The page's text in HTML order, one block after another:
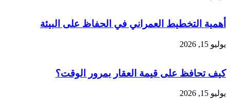
أهمية التخطيط العمراني في الحفاظ على البيئة
يوليو 15, 2026
كيف تحافظ على قيمة العقار بمرور الوقت؟
يوليو 15, 2026